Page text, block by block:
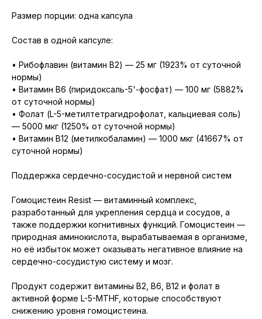
Размер порции: одна капсула
Состав в одной капсуле:
• Рибофлавин (витамин B2) — 25 мг (1923% от суточной
нормы)
• Витамин B6 (пиридоксаль-5'-фосфат) — 100 мг (5882%
от суточной нормы)
• Фолат (L-5-метилтетрагидрофолат, кальциевая соль)
— 5000 мкг (1250% от суточной нормы)
• Витамин B12 (метилкобаламин) — 1000 мкг (41667% от
суточной нормы)
Поддержка сердечно-сосудистой и нервной систем
Гомоцистеин Resist — витаминный комплекс,
разработанный для укрепления сердца и сосудов, а
также поддержки когнитивных функций. Гомоцистеин —
природная аминокислота, вырабатываемая в организме,
но её избыток может оказывать негативное влияние на
сердечно-сосудистую систему и мозг.
Продукт содержит витамины B2, B6, B12 и фолат в
активной форме L-5-MTHF, которые способствуют
снижению уровня гомоцистеина.